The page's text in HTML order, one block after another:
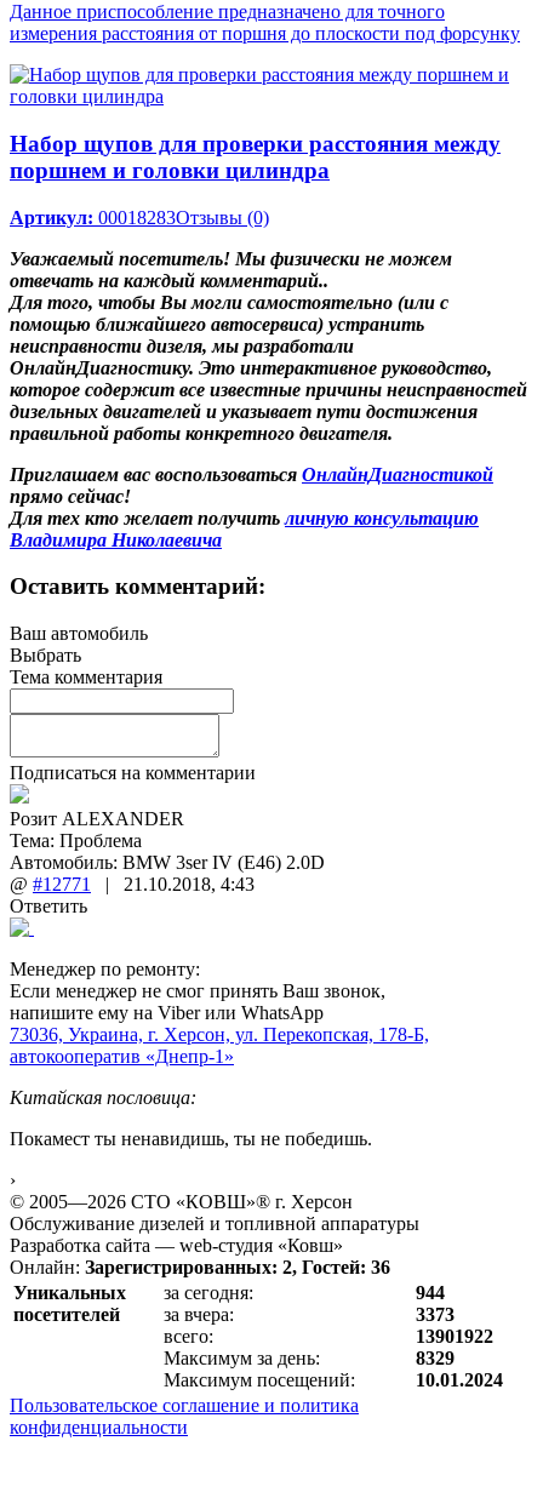
Данное приспособление предназначено для точного
измерения расстояния от поршня до плоскости под форсунку
Набор щупов для проверки расстояния между
поршнем и головки цилиндра
Артикул: 00018283Отзывы (0)
Уважаемый посетитель! Мы физически не можем
отвечать на каждый комментарий..
Для того, чтобы Вы могли самостоятельно (или с
помощью ближайшего автосервиса) устранить
неисправности дизеля, мы разработали
ОнлайнДиагностику. Это интерактивное руководство,
которое содержит все известные причины неисправностей
дизельных двигателей и указывает пути достижения
правильной работы конкретного двигателя.
Приглашаем вас воспользоваться ОнлайнДиагностикой
прямо сейчас!
Для тех кто желает получитьличную консультацию
Владимира Николаевича
Оставить комментарий:
Ваш автомобиль
Выбрать
Тема комментария
Подписаться на комментарии
Розит ALEXANDER
Тема: Проблема
Автомобиль: BMW 3ser IV (E46) 2.0D
@ #12771 | 21.10.2018, 4:43
Ответить
Менеджер по ремонту:
Если менеджер не смог принять Ваш звонок,
напишите ему на Viber или WhatsApp
73036, Украина, г. Херсон, ул. Перекопская, 178-Б,
автокооператив «Днепр-1»
Китайская пословица:
Покамест ты ненавидишь, ты не победишь.
›
© 2005—2026 СТО «КОВШ»® г. Херсон
Обслуживание дизелей и топливной аппаратуры
Разработка сайта — web-студия «Ковш»
Онлайн: Зарегистрированных: 2, Гостей: 36
Уникальных
посетителей
за сегодня:
за вчера:
всего:
Максимум за день:
Максимум посещений:
944
3373
13901922
8329
10.01.2024
Пользовательское соглашение и политика
конфиденциальности